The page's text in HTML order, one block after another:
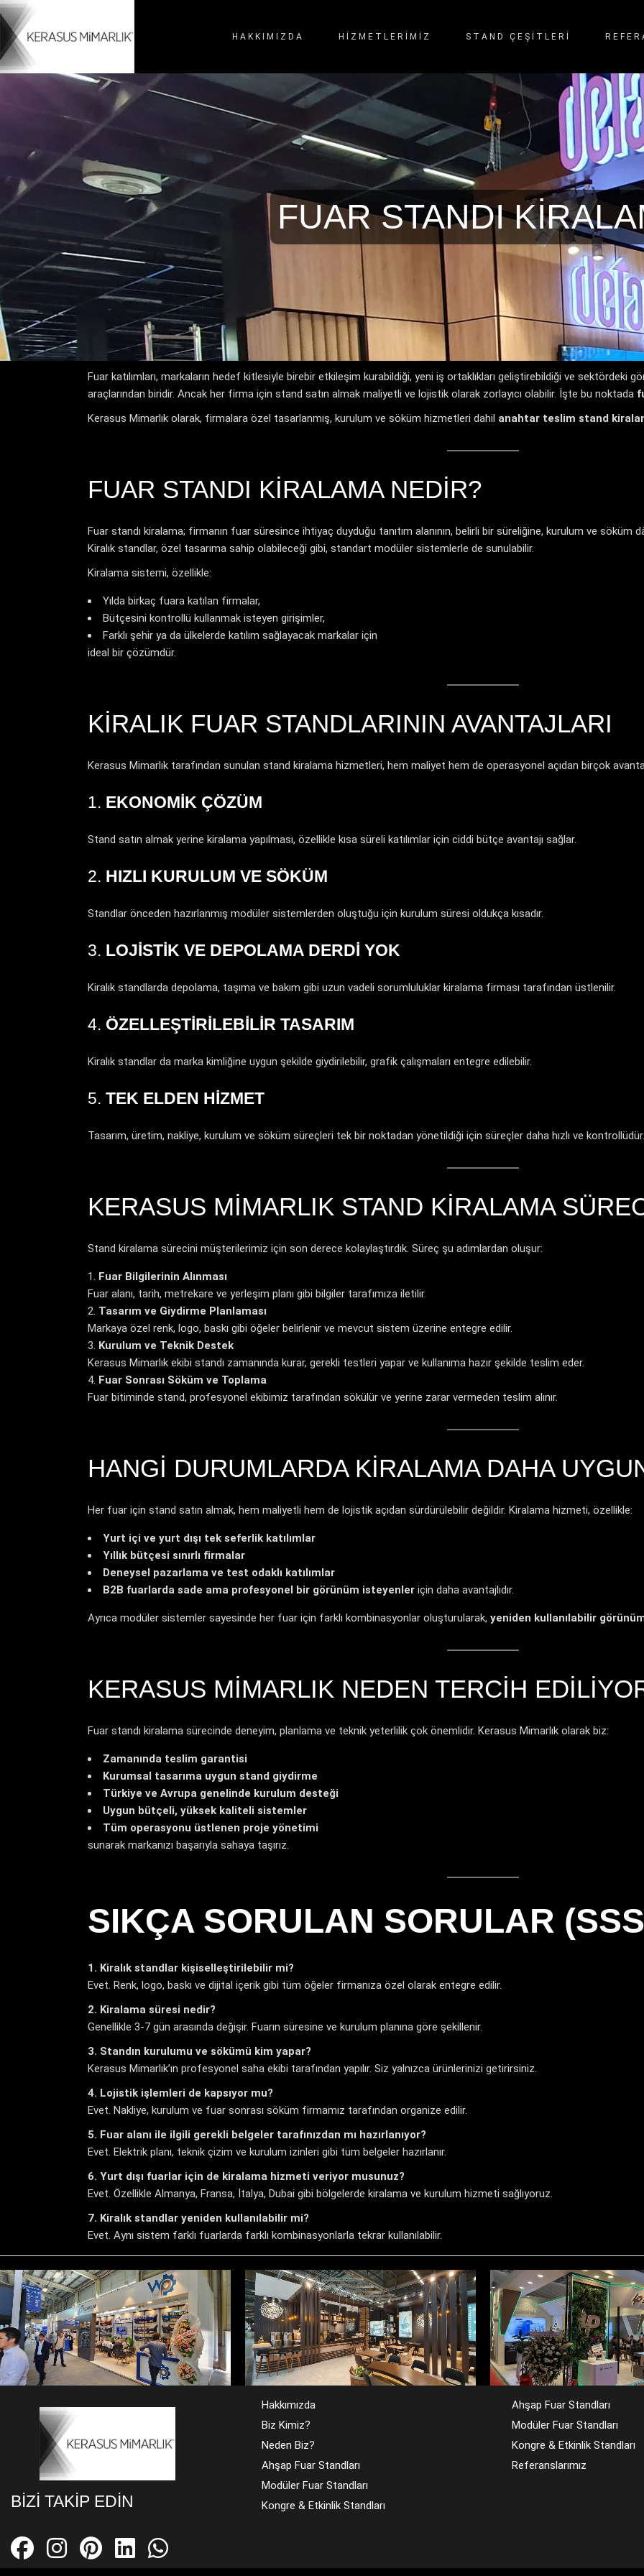
HAKKIMIZDA HİZMETLERİMİZ STAND ÇEŞITLERI
FUAR STANDI
Fuar katılımları, markaların hedef kitlesiyle birebir etkileşim kurabildiği, yeni iş ortaklıkları geliştirebildiği ve sektördeki
araçlarından biridir. Ancak her firma için stand satın almak maliyetli ve lojistik olarak zorlayıcı olabilir. İşte bu noktada
Kerasus Mimarlık olarak, firmalara özel tasarlanmış, kurulum ve söküm hizmetleri dahil anahtar teslim stand
FUAR STANDI KIRALAMA NEDIR?
Fuar standı kiralama; firmanın fuar süresince ihtiyaç duyduğu tanıtım alanının, belirli bir süreliğine, kurulum ve söküm
Kiralık standlar, özel tasarıma sahip olabileceği gibi, standart modüler sistemlerle de sunulabilir.
Kiralama sistemi, özellikle:
Yılda birkaç fuara katılan firmalar,
Bütçesini kontrollü kullanmak isteyen girişimler,
Farklı şehir ya da ülkelerde katılım sağlayacak markalar için
ideal bir çözümdür.
KIRALIK FUAR STANDLARININ AVANTAJLARI
Kerasus Mimarlık tarafından sunulan stand kiralama hizmetleri, hem maliyet hem de operasyonel açıdan birçok
1. EKONOMIK ÇÖZÜM
Stand satın almak yerine kiralama yapılması, özellikle kısa süreli katılımlar için ciddi bütçe avantajı sağlar.
2. HIZLI KURULUM VE SÖKÜM
Standlar önceden hazırlanmış modüler sistemlerden oluştuğu için kurulum süresi oldukça kısadır.
3. LOJISTIK VE DEPOLAMA DERDI YOK
Kiralık standlarda depolama, taşıma ve bakım gibi uzun vadeli sorumluluklar kiralama firması tarafından üstlenilir.
4. ÖZELLEŞTIRILEBILIR TASARIM
Kiralık standlar da marka kimliğine uygun şekilde giydirilebilir, grafik çalışmaları entegre edilebilir.
5. TEK ELDEN HIZMET
Tasarım, üretim, nakliye, kurulum ve söküm süreçleri tek bir noktadan yönetildiği için süreçler daha hızlı ve kontrollüdür.
KERASUS MIMARLIK STAND KIRALAMA
Stand kiralama sürecini müşterilerimiz için son derece kolaylaştırdık. Süreç şu adımlardan oluşur:
Fuar Bilgilerinin Alınması
Fuar alanı, tarih, metrekare ve yerleşim planı gibi bilgiler tarafımıza iletilir.
Tasarım ve Giydirme Planlaması
Markaya özel renk, logo, baskı gibi öğeler belirlenir ve mevcut sistem üzerine entegre edilir.
Kurulum ve Teknik Destek
Kerasus Mimarlık ekibi standı zamanında kurar, gerekli testleri yapar ve kullanıma hazır şekilde teslim eder.
Fuar Sonrası Söküm ve Toplama
Fuar bitiminde stand, profesyonel ekibimiz tarafından sökülür ve yerine zarar vermeden teslim alınır.
HANGI DURUMLARDA KIRALAMA DAHA
Her fuar için stand satın almak, hem maliyetli hem de lojistik açıdan sürdürülebilir değildir. Kiralama hizmeti, özellikle:
Yurt içi ve yurt dışı tek seferlik katılımlar
Yıllık bütçesi sınırlı firmalar
Deneysel pazarlama ve test odaklı katılımlar
B2B fuarlarda sade ama profesyonel bir görünüm isteyenler için daha avantajlıdır.
Ayrıca modüler sistemler sayesinde her fuar için farklı kombinasyonlar oluşturularak, yeniden kullanılabilir
KERASUS MIMARLIK NEDEN TERCIH
Fuar standı kiralama sürecinde deneyim, planlama ve teknik yeterlilik çok önemlidir. Kerasus Mimarlık olarak biz:
Zamanında teslim garantisi
Kurumsal tasarıma uygun stand giydirme
Türkiye ve Avrupa genelinde kurulum desteği
Uygun bütçeli, yüksek kaliteli sistemler
Tüm operasyonu üstlenen proje yönetimi
sunarak markanızı başarıyla sahaya taşırız.
SIKÇA SORULAN SORULAR
1. Kiralık standlar kişiselleştirilebilir mi?
Evet. Renk, logo, baskı ve dijital içerik gibi tüm öğeler firmanıza özel olarak entegre edilir.
2. Kiralama süresi nedir?
Genellikle 3-7 gün arasında değişir. Fuarın süresine ve kurulum planına göre şekillenir.
3. Standın kurulumu ve sökümü kim yapar?
Kerasus Mimarlık’ın profesyonel saha ekibi tarafından yapılır. Siz yalnızca ürünlerinizi getirirsiniz.
4. Lojistik işlemleri de kapsıyor mu?
Evet. Nakliye, kurulum ve fuar sonrası söküm firmamız tarafından organize edilir.
5. Fuar alanı ile ilgili gerekli belgeler tarafınızdan mı hazırlanıyor?
Evet. Elektrik planı, teknik çizim ve kurulum izinleri gibi tüm belgeler hazırlanır.
6. Yurt dışı fuarlar için de kiralama hizmeti veriyor musunuz?
Evet. Özellikle Almanya, Fransa, İtalya, Dubai gibi bölgelerde kiralama ve kurulum hizmeti sağlıyoruz.
7. Kiralık standlar yeniden kullanılabilir mi?
Evet. Aynı sistem farklı fuarlarda farklı kombinasyonlarla tekrar kullanılabilir.
ALTINMARKA
FI FOOD PARİS FUARI
LAVINTA PLAST
AVRASYA PLASTEURASIA
FUARI
BIZI TAKIP EDIN
Hakkımızda
Biz Kimiz?
Neden Biz?
Ahşap Fuar Standları
Modüler Fuar Standları
Kongre & Etkinlik Standları
Ahşap Fuar Standları
Modüler Fuar Standları
Kongre & Etkinlik Standları
Referanslarımız